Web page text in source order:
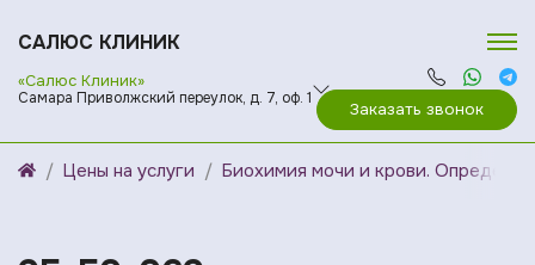
САЛЮС КЛИНИК
«Салюс Клиник»
Самара Приволжский переулок, д. 7, оф. 1
Заказать звонок
Цены на услуги Биохимия мочи и крови.